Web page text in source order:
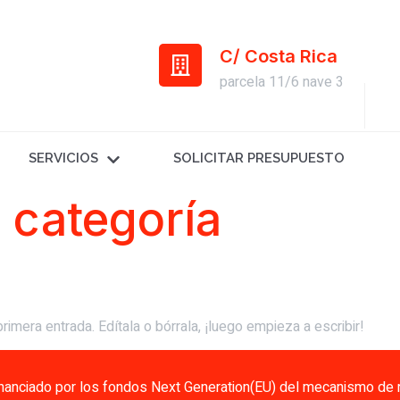
C/ Costa Rica
parcela 11/6 nave 3
SERVICIOS SOLICITAR PRESUPUESTO
categoría
entrada. Edítala o bórrala, ¡luego empieza a escribir!
por los fondos Next Generation(EU) del mecanismo de